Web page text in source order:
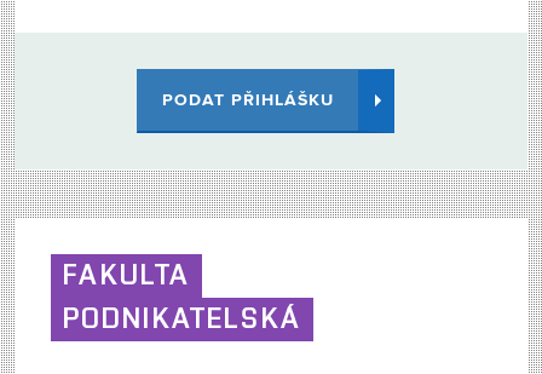
PODAT PŘIHLÁŠKU
FAKULTA
PODNIKATELSKÁ